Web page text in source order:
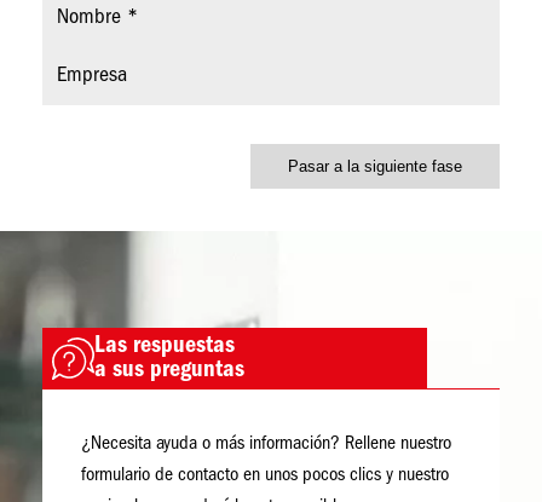
Nombre
Empresa
ImagenLas respuestas
a sus preguntas
¿Necesita ayuda o más información? Rellene nuestro
formulario de contacto en unos pocos clics y nuestro